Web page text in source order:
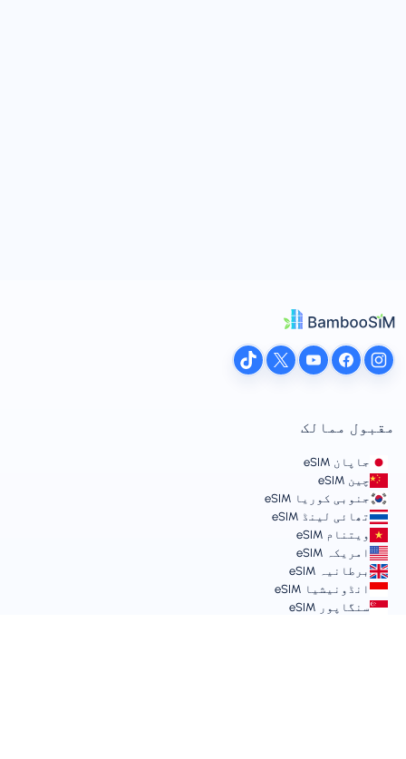
مقبول ممالک
جاپان eSIM
چین eSIM
جنوبی کوریا eSIM
تھائی لینڈ eSIM
ویتنام eSIM
امریکہ eSIM
برطانیہ eSIM
انڈونیشیا eSIM
سنگاپور eSIM